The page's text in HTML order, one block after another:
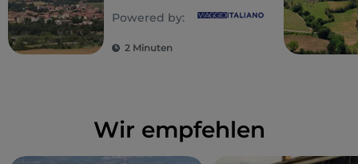
alt … aber mit
Geschmack)
Powered by:
2 Minuten
Wir empfehlen